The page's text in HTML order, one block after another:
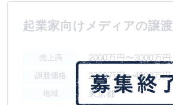
起業家向けメディアの譲渡
売上高 2000万円〜3000万円
譲渡価格 2000万円〜4000万円
地域 東京都